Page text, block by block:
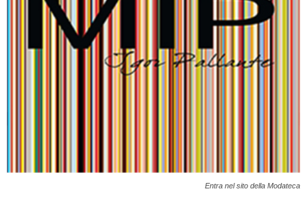
Entra nel sito della Modateca